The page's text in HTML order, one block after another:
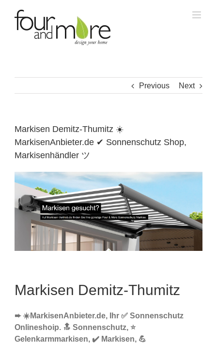
content
Previous Next
Markisen Demitz-Thumitz ☀️
MarkisenAnbieter.de ✔ Sonnenschutz Shop,
Markisenhändler ツ
Markisen Demitz-Thumitz
➨ ☀️MarkisenAnbieter.de, Ihr ✅ Sonnenschutz
Onlineshoip. 🔝 Sonnenschutz, ⭐
Gelenkarmmarkisen, ✔️ Markisen, 💪